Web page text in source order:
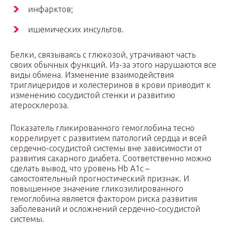
инфарктов;
ишемических инсультов.
Белки, связываясь с глюкозой, утрачивают часть
своих обычных функций. Из-за этого нарушаются все
виды обмена. Изменение взаимодействия
триглицеридов и холестеринов в крови приводит к
изменению сосудистой стенки и развитию
атеросклероза.
Показатель гликированного гемоглобина тесно
коррелирует с развитием патологий сердца и всей
сердечно-сосудистой системы вне зависимости от
развития сахарного диабета. Соответственно можно
сделать вывод, что уровень Hb A1c –
самостоятельный прогностический признак. И
повышенное значение гликозилированного
гемоглобина является фактором риска развития
заболеваний и осложнений сердечно-сосудистой
системы.